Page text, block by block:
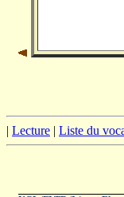
| Lecture | Liste du